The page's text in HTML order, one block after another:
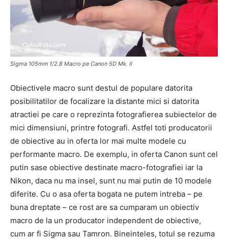
Sigma 105mm f/2.8 Macro pe Canon 5D Mk. II
Obiectivele macro sunt destul de populare datorita
posibilitatilor de focalizare la distante mici si datorita
atractiei pe care o reprezinta fotografierea subiectelor de
mici dimensiuni, printre fotografi. Astfel toti producatorii
de obiective au in oferta lor mai multe modele cu
performante macro. De exemplu, in oferta Canon sunt cel
putin sase obiective destinate macro-fotografiei iar la
Nikon, daca nu ma insel, sunt nu mai putin de 10 modele
diferite. Cu o asa oferta bogata ne putem intreba – pe
buna dreptate – ce rost are sa cumparam un obiectiv
macro de la un producator independent de obiective,
cum ar fi Sigma sau Tamron. Bineinteles, totul se rezuma